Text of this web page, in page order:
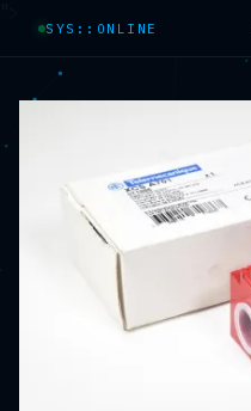
SYS::ONLINE